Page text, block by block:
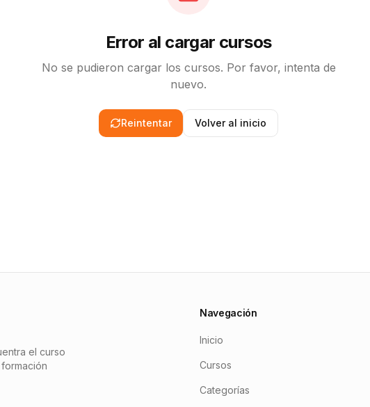
Error al cargar cursos
No se pudieron cargar los cursos. Por favor, intenta de
nuevo.
Reintentar Volver al inicio
el curso
Navegación
Inicio
Cursos
Categorías